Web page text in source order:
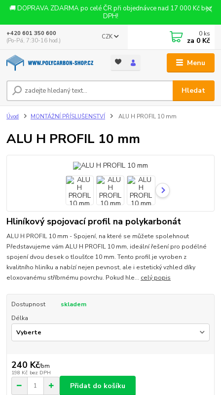
🚚 DOPRAVA ZDARMA po celé ČR při objednávce nad 17 000 Kč bez
DPH!
Menu
CZK
Hledat
+420 601 350 600
(Po-Pá, 7:30-16 hod.)
0 ks
za 0 Kč
Úvod MONTÁŽNÍ PŘÍSLUŠENSTVÍ ALU H PROFIL 10 mm
ALU H PROFIL 10 mm
Hliníkový spojovací profil na polykarbonát
ALU H PROFIL 10 mm - Spojení, na které se můžete spolehnout
Představujeme vám ALU H PROFIL 10 mm, ideální řešení pro podélné
spojení dvou desek o tloušťce 10 mm. Tento profil je vyroben z
kvalitního hliníku a nabízí nejen pevnost, ale i estetický vzhled díky
eloxovanému stříbrnému povrchu. Pokud hle... celý popis
Dostupnost
skladem
Délka
240 Kč/bm
198 Kč bez DPH
Přidat do košíku